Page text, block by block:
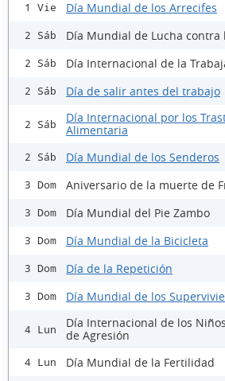
1 Vie Día Mundial de los Arrecifes
2 Sáb Día Mundial de Lucha contra
2 Sáb Día Internacional de la
2 Sáb Día de salir antes del trabajo
2 Sáb
Día Internacional por los
Alimentaria
2 Sáb Día Mundial de los Senderos
3 Dom Aniversario de la muerte de
3 Dom Día Mundial del Pie Zambo
3 Dom Día Mundial de la Bicicleta
3 Dom Día de la Repetición
3 Dom Día Mundial de los
4 Lun
Día Internacional de los
de Agresión
4 Lun Día Mundial de la Fertilidad